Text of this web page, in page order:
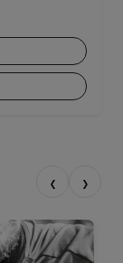
‹ ›